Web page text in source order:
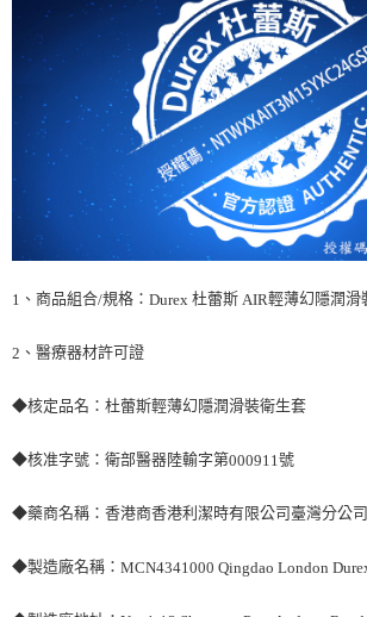
1 、商品組合/規格： Durex 杜蕾斯 AIR輕薄幻隱潤滑
2 、醫療器材許可證
◆核定品名：杜蕾斯輕薄幻隱潤滑裝衛生套
◆核准字號：衛部醫器陸輸字第000911號
◆藥商名稱：香港商香港利潔時有限公司臺灣分公司
◆製造廠名稱： MCN4341000 Qingdao London